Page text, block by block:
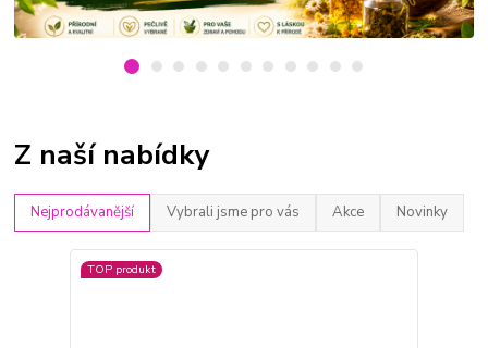
Z naší nabídky
Nejprodávanější Vybrali jsme pro vás Akce Novinky
TOP produkt